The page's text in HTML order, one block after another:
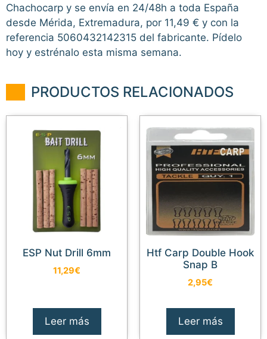
Chachocarp y se envía en 24/48h a toda España
desde Mérida, Extremadura, por 11,49 € y con la
referencia 5060432142315 del fabricante. Pídelo
hoy y estrénalo esta misma semana.
PRODUCTOS RELACIONADOS
ESP Nut Drill 6mm
11,29€
Leer más
Htf Carp Double Hook
Snap B
2,95€
Leer más